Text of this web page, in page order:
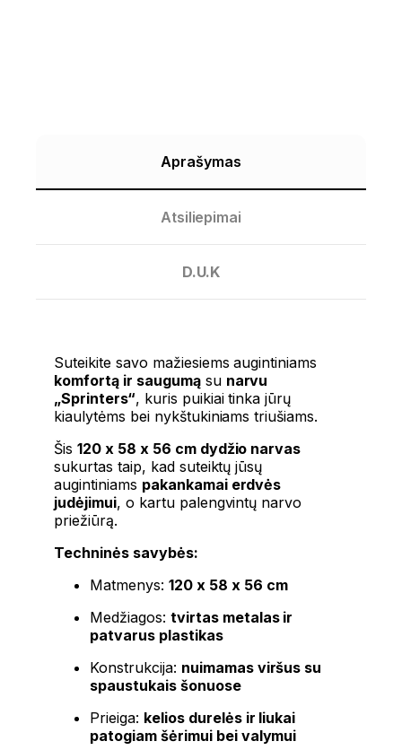
Aprašymas
Atsiliepimai
D.U.K
Suteikite savo mažiesiems augintiniams
komfortą ir saugumąsu narvu
„Sprinters“, kuris puikiai tinka jūrų
kiaulytėms bei nykštukiniams triušiams.
Šis 120 x 58 x 56 cm dydžio narvas
sukurtas taip, kad suteiktų jūsų
augintiniams pakankamai erdvės
judėjimui, o kartu palengvintų narvo
priežiūrą.
Techninės savybės:
Matmenys: 120 x 58 x 56 cm
Medžiagos: tvirtas metalas ir
patvarus plastikas
Konstrukcija: nuimamas viršus su
spaustukais šonuose
Prieiga: kelios durelės ir liukai
patogiam šėrimui bei valymui